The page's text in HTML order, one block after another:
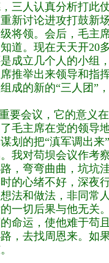
三人认真分析打此
新讨论进攻打鼓新
将领。会后，毛主
道。现在天天开20
成立几个人的小组
推举出来领导和指
成的新的“三人团”
会议，它的意义
毛主席在党的领导
划的把“滇军调出
我对苟坝会议作考
，弯弯曲曲，坑坑
的心绪不好，深夜
法和做法，非同常
一切后果与他无关
命运，使他难于苟
，去找周恩来。如